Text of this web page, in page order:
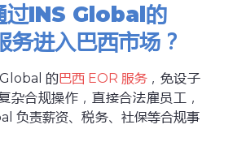
过INS Global的
务进入巴西市场？
的巴西 EOR 服务 ，免设子
杂合规操作，直接合法雇员工，
负责薪资、税务、社保等合规事